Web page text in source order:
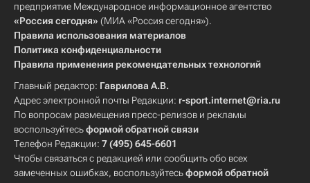
предприятие Международное информационное агентство
«Россия сегодня» (МИА «Россия сегодня»).
Правила использования материалов
Политика конфиденциальности
Правила применения рекомендательных технологий
Главный редактор: Гаврилова А.В.
Адрес электронной почты Редакции: r-sport.internet@ria.ru
По вопросам размещения пресс-релизов и рекламы
воспользуйтесьформой обратной связи
Телефон Редакции: 7 (495) 645-6601
Чтобы связаться с редакцией или сообщить обо всех
замеченных ошибках, воспользуйтесьформой обратной